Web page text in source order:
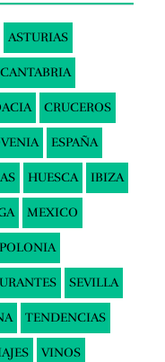
ASTURIAS
CANTABRIA
CRUCEROS
ESPAÑA
HUESCA IBIZA
MEXICO
POLONIA
SEVILLA
TENDENCIAS
VINOS